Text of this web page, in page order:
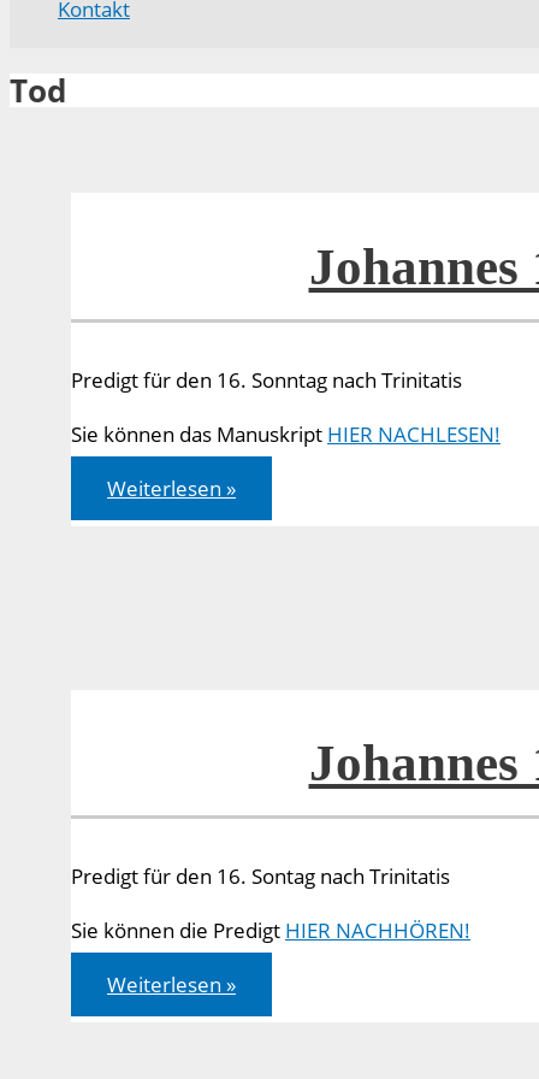
Kontakt
Tod
Johannes
Predigt für den 16. Sonntag nach Trinitatis
Sie können das Manuskript HIER NACHLESEN!
Johannes
11,
1-
Weiterlesen »
Johannes
Predigt für den 16. Sontag nach Trinitatis
Sie können die Predigt HIER NACHHÖREN!
Johannes
11,
1-
Weiterlesen »